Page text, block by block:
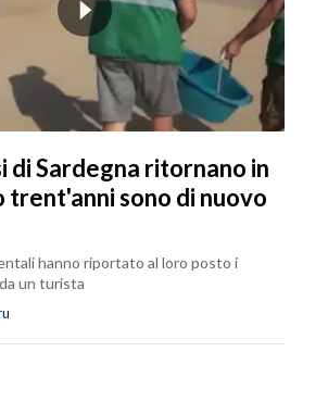
di Sardegna ritornano in
trent'anni sono di nuovo
hanno riportato al loro posto i
un turista